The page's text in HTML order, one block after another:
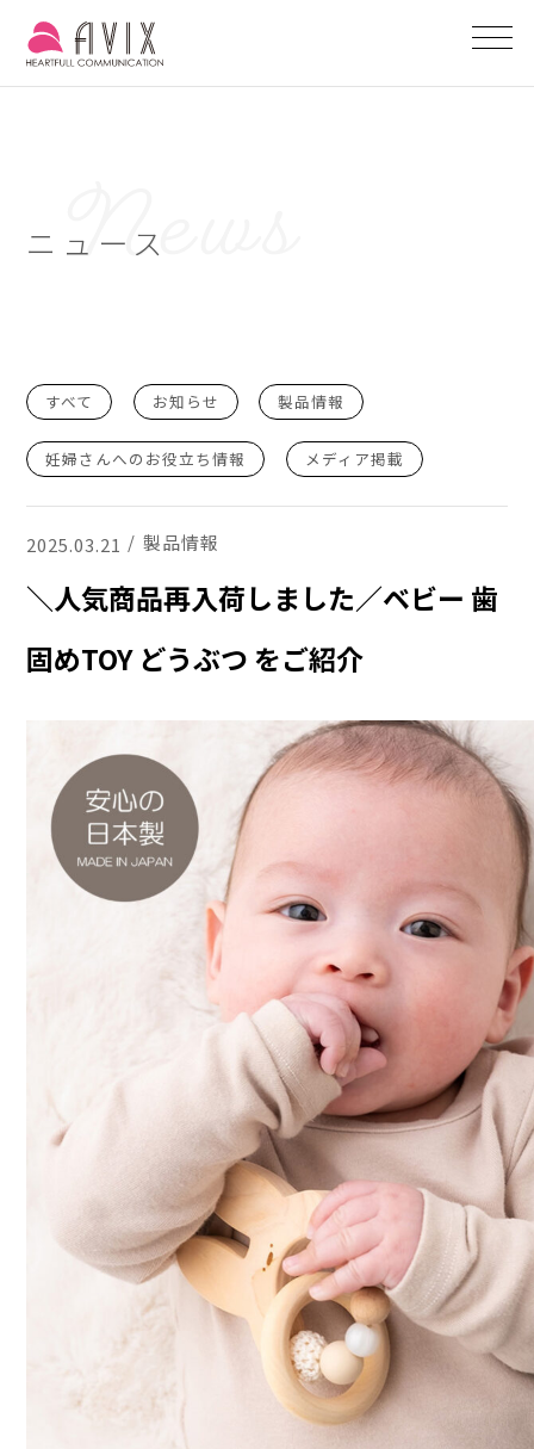
ニュース
すべて お知らせ 製品情報
妊婦さんへのお役立ち情報 メディア掲載
2025.03.21 製品情報
＼人気商品再入荷しました／ベビー 歯
固めTOY どうぶつ をご紹介